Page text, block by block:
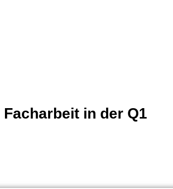
Facharbeit in der Q1